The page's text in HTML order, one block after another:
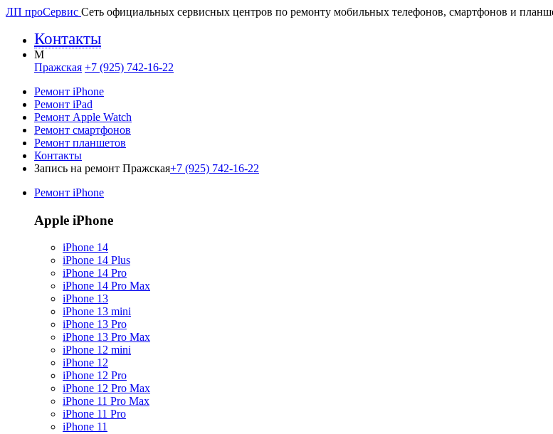
ЛП проСервис Сеть официальных сервисных центров по ремонту мобильных телефонов, смартфонов и
Контакты
M
Пражская +7 (925) 742-16-22
Ремонт iPhone
Ремонт iPad
Ремонт Apple Watch
Ремонт смартфонов
Ремонт планшетов
Контакты
Запись на ремонт Пражская+7 (925) 742-16-22
Ремонт iPhone
Apple iPhone
iPhone 14
iPhone 14 Plus
iPhone 14 Pro
iPhone 14 Pro Max
iPhone 13
iPhone 13 mini
iPhone 13 Pro
iPhone 13 Pro Max
iPhone 12 mini
iPhone 12
iPhone 12 Pro
iPhone 12 Pro Max
iPhone 11 Pro Max
iPhone 11 Pro
iPhone 11